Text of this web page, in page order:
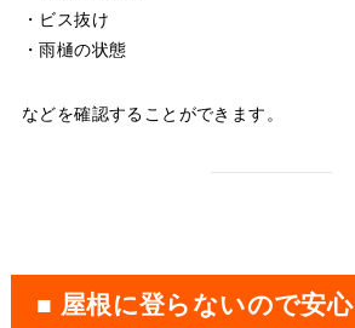
・ビス抜け
・雨樋の状態
などを確認することができます。
■ 屋根に登らないので安心